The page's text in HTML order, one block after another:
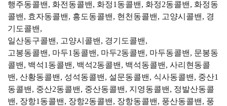
행주동콜밴, 화전동콜밴, 화정1동콜밴, 화정2동콜밴, 화정동
콜밴, 효자동콜밴, 흥도동콜밴, 현천동콜밴, 고양시콜밴, 경
기도콜밴,
일산동구콜밴, 고양시콜밴, 경기도콜밴,
고봉동콜밴, 마두1동콜밴, 마두2동콜밴, 마두동콜밴, 문봉동
콜밴, 백석1동콜밴, 백석2동콜밴, 백석동콜밴, 사리현동콜
밴, 산황동콜밴, 성석동콜밴, 설문동콜밴, 식사동콜밴, 중산1
동콜밴, 중산2동콜밴, 중산동콜밴, 지영동콜밴, 정발산동콜
밴, 장항1동콜밴, 장항2동콜밴, 장항동콜밴, 풍산동콜밴, 풍